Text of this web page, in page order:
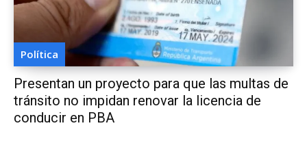
Política
Presentan un proyecto para que las multas de
tránsito no impidan renovar la licencia de
conducir en PBA